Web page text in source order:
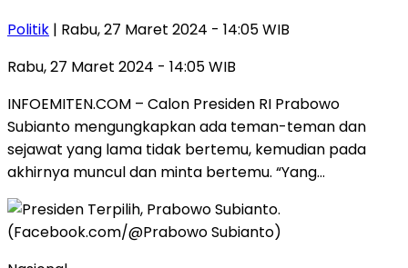
Politik | Rabu, 27 Maret 2024 - 14:05 WIB
Rabu, 27 Maret 2024 - 14:05 WIB
INFOEMITEN.COM – Calon Presiden RI Prabowo
Subianto mengungkapkan ada teman-teman dan
sejawat yang lama tidak bertemu, kemudian pada
akhirnya muncul dan minta bertemu. “Yang…